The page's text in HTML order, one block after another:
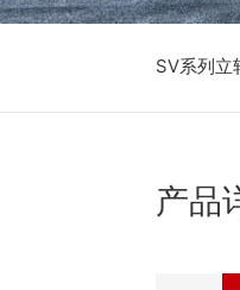
SV系列立
产品